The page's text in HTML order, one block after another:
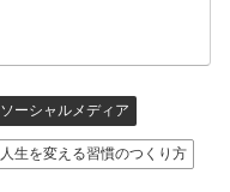
ソーシャルメディア
人生を変える習慣のつくり方